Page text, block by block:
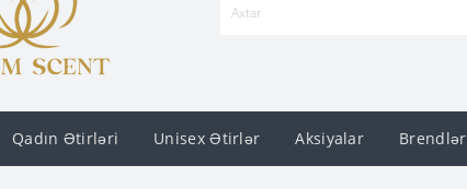
Qadın Ətirləri Unisex Ətirlər Aksiyalar Brendlər